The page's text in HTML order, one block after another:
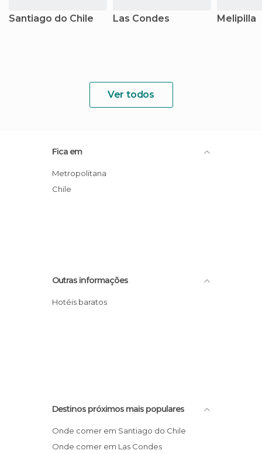
Santiago do Chile Las Condes Melipilla
Ver todos
Fica em
Metropolitana
Chile
Outras informações
Hotéis baratos
Destinos próximos mais populares
Onde comer em Santiago do Chile
Onde comer em Las Condes